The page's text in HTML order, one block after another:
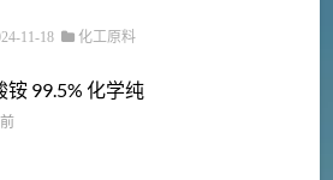
11-18 化工原料
铵 99.5% 化学纯